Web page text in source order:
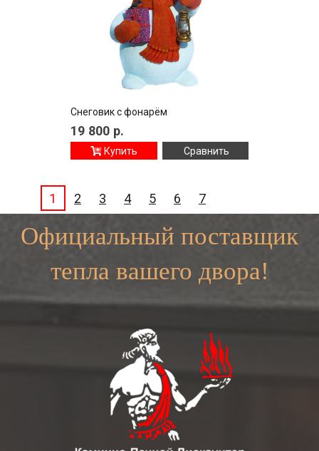
Снеговик с фонарём
19 800 р.
Купить Сравнить
1 2 3 4 5 6 7
Официальный поставщик
тепла вашего двора!